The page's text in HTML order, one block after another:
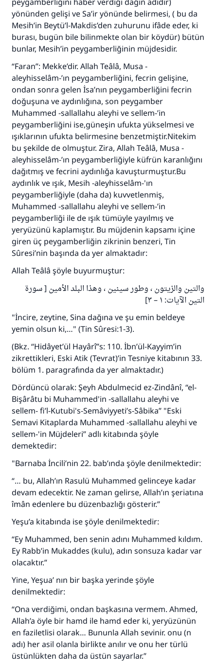
yönünden gelişi ve Sa’ir yönünde belirmesi, ( bu da
Mesih’in Beytü’l-Makdis’den zuhurunu ifâde eder, ki
burası, bugün bile bilinmekte olan bir köydür) bütün
bunlar, Mesih’in peygamberliğinin müjdesidir.
“Faran”: Mekke’dir. Allah Teâlâ, Musa -
aleyhisselâm-’ın peygamberliğini, fecrin gelişine,
ondan sonra gelen İsa’nın peygamberliğini fecrin
doğuşuna ve aydınlığına, son peygamber
Muhammed -sallallahu aleyhi ve sellem-’in
peygamberliğini ise,güneşin ufukta yükselmesi ve
ışıklarının ufukta belirmesine benzetmiştir.Nitekim
bu şekilde de olmuştur. Zira, Allah Teâlâ, Musa -
aleyhisselâm-’ın peygamberliğiyle küfrün karanlığını
dağıtmış ve fecrini aydınlığa kavuşturmuştur.Bu
aydınlık ve ışık, Mesih -aleyhisselâm-'ın
peygamberliğiyle (daha da) kuvvetlenmiş,
Muhammed -sallallahu aleyhi ve sellem-’in
peygamberliği ile de ışık tümüyle yayılmış ve
yeryüzünü kaplamıştır. Bu müjdenin kapsamı içine
giren üç peygamberliğin zikrinin benzeri, Tin
Sûresi’nin başında da yer almaktadır:
Allah Teâlâ şöyle buyurmuştur:
والتين والزيتون ، وطور سينين ، وهذا البلد الأمين [ سورة
التين الآيات: ١ – ٣]
"İncire, zeytine, Sina dağına ve şu emin beldeye
yemin olsun ki,…" (Tin Sûresi:1-3).
(Bkz. “Hidâyet’ül Hayârî”s: 110. İbn’ül-Kayyim’in
zikrettikleri, Eski Atik (Tevrat)’in Tesniye kitabının 33.
bölüm 1. paragrafında da yer almaktadır.)
Dördüncü olarak: Şeyh Abdulmecid ez-Zindânî, “el-
Bişârâtu bi Muhammed'in -sallallahu aleyhi ve
sellem- fi’l-Kutubi's-Semâviyyeti’s-Sâbika” "Eski
Semavi Kitaplarda Muhammed -sallallahu aleyhi ve
sellem-'in Müjdeleri” adlı kitabında şöyle
demektedir:
"Barnaba İncili’nin 22. bab’ında şöyle denilmektedir:
“… bu, Allah’ın Rasulü Muhammed gelinceye kadar
devam edecektir. Ne zaman gelirse, Allah’ın şeriatına
îmân edenlere bu düzenbazlığı gösterir.”
Yeşu’a kitabında ise şöyle denilmektedir:
“Ey Muhammed, ben senin adını Muhammed kıldım.
Ey Rabb’in Mukaddes (kulu), adın sonsuza kadar var
olacaktır.”
Yine, Yeşua’ nın bir başka yerinde şöyle
denilmektedir:
“Ona verdiğimi, ondan başkasına vermem. Ahmed,
Allah’a öyle bir hamd ile hamd eder ki, yeryüzünün
en faziletlisi olarak… Bununla Allah sevinir. onu (n
adı) her asil olanla birlikte anılır ve onu her türlü
üstünlükten daha da üstün sayarlar.”
110845 Nolu Cevap, bir evliliği
kurtardı.
Ümmete cevapları ulaştırmak için bizi destekle
Rasulullah ﷺ şöyle dedi:
Her kim bir hayra yol gösterirse , hayrı yapan
kişinin sevabı kadar ona sevap yazılır.
(MUSLIM 1893)
Şimdi katkı yapın!